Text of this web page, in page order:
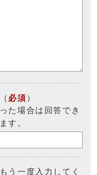
必須 ）
た場合は回答でき
す。
う一度入力してく